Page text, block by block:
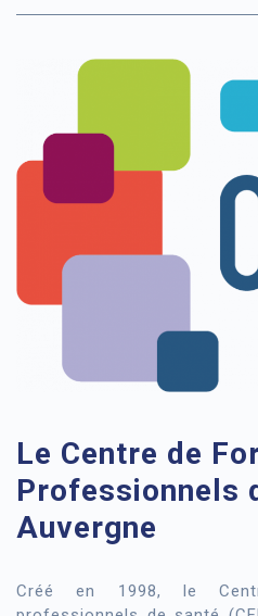
Le Centre de
Professionnels
Auvergne
Créé en 1998, le